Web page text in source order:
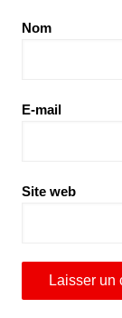
Nom
E-mail
Site web